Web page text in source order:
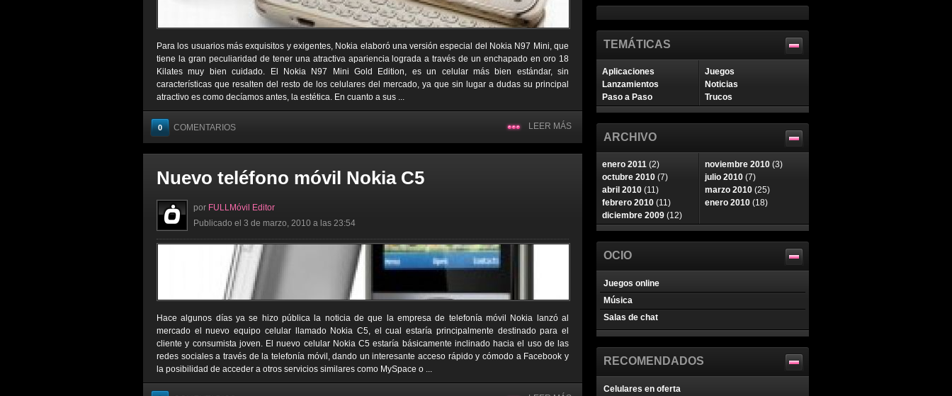
Para los usuarios más exquisitos y exigentes, Nokia elaboró una versión especial del Nokia N97 Mini, que
tiene la gran peculiaridad de tener una atractiva apariencia lograda a través de un enchapado en oro 18
Kilates muy bien cuidado. El Nokia N97 Mini Gold Edition, es un celular más bien estándar, sin
características que resalten del resto de los celulares del mercado, ya que sin lugar a dudas su principal
atractivo es como decíamos antes, la estética. En cuanto a sus ...
0 COMENTARIOS LEER MÁS
Nuevo teléfono móvil Nokia C5
por FULLMóvil Editor
Publicado el 3 de marzo, 2010 a las 23:54
Hace algunos días ya se hizo pública la noticia de que la empresa de telefonía móvil Nokia lanzó al
mercado el nuevo equipo celular llamado Nokia C5, el cual estaría principalmente destinado para el
cliente y consumista joven. El nuevo celular Nokia C5 estaría básicamente inclinado hacia el uso de las
redes sociales a través de la telefonía móvil, dando un interesante acceso rápido y cómodo a Facebook y
la posibilidad de acceder a otros servicios similares como MySpace o ...
TEMÁTICAS
Aplicaciones
Juegos
Lanzamientos
Noticias
Paso a Paso
Trucos
ARCHIVO
enero 2011 (2) noviembre 2010 (3)
octubre 2010 (7) julio 2010 (7)
abril 2010 (11) marzo 2010 (25)
febrero 2010 (11) enero 2010 (18)
diciembre 2009 (12)
OCIO
Juegos online
Música
Salas de chat
RECOMENDADOS
Celulares en oferta